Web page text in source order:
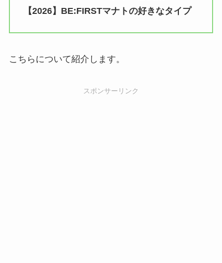
【2026】BE:FIRSTマナトの好きなタイプ
こちらについて紹介します。
スポンサーリンク